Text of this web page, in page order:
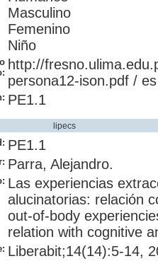
Masculino
Femenino
Niño
http://
persona12-ison.pdf / es
PE1.1
lipecs
PE1.1
Parra, Alejandro.
Las experiencias
alucinatorias: relación
out-of-body
relation with cognitive
Liberabit;14(14):5-14,